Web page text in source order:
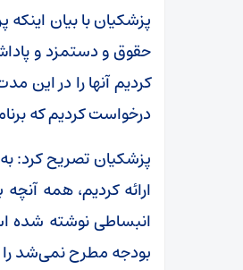
پزشکیان با بیان
حقوق و دستمزد و
کردیم آنها را در این
درخواست کردیم که
ارائه کردیم، همه
انبساطی نوشته شده
بودجه مطرح نمی‌شد را